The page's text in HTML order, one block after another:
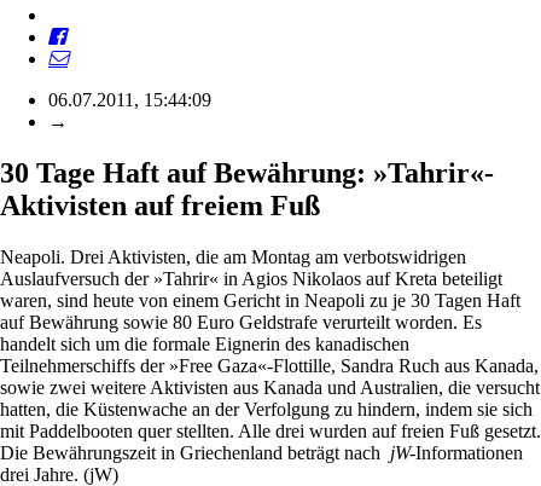
06.07.2011, 15:44:09
→
30 Tage Haft auf Bewährung: »Tahrir«-
Aktivisten auf freiem Fuß
Neapoli. Drei Aktivisten, die am Montag am verbotswidrigen
Auslaufversuch der »Tahrir« in Agios Nikolaos auf Kreta beteiligt
waren, sind heute von einem Gericht in Neapoli zu je 30 Tagen Haft
auf Bewährung sowie 80 Euro Geldstrafe verurteilt worden. Es
handelt sich um die formale Eignerin des kanadischen
Teilnehmerschiffs der »Free Gaza«-Flottille, Sandra Ruch aus Kanada,
sowie zwei weitere Aktivisten aus Kanada und Australien, die versucht
hatten, die Küstenwache an der Verfolgung zu hindern, indem sie sich
mit Paddelbooten quer stellten. Alle drei wurden auf freien Fuß gesetzt.
Die Bewährungszeit in Griechenland beträgt nach jW-Informationen
drei Jahre. (jW)